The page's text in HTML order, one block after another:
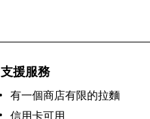
支援服務
有一個商店有限的拉麵